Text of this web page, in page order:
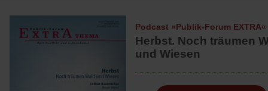
Podcast »Publik-Forum EXTRA«
Herbst. Noch träumen
und Wiesen